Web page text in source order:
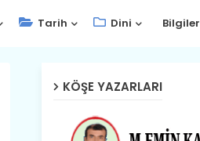
Tarih Dini Bilgiler
KÖŞE YAZARLARI